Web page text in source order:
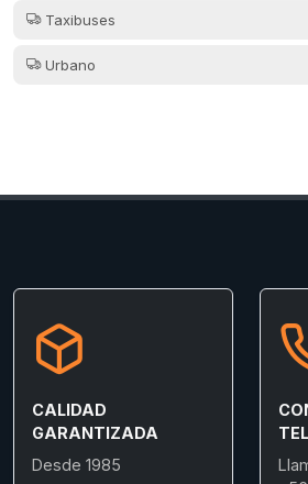
Taxibuses
Urbano
CALIDAD
GARANTIZADA
Desde 1985